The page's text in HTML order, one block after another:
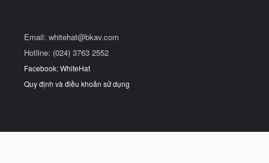
Email: whitehat@bkav.com
Hotline: (024) 3763 2552
Facebook: WhiteHat
Quy định và điều khoản sử dụng